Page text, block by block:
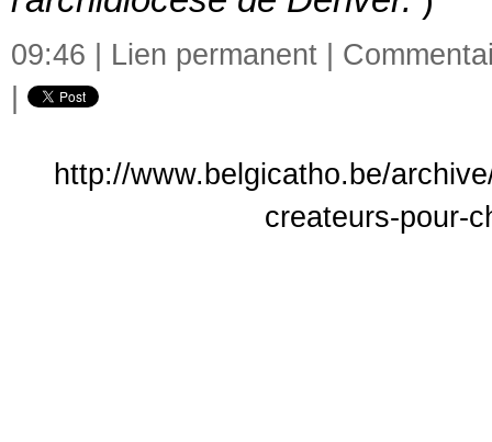
09:46 | Lien permanent
http://www.belgicatho.be/
createurs-pour-